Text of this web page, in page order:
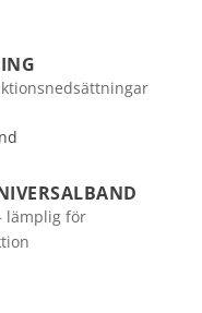
lämplig för